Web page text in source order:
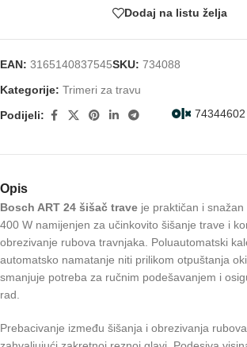
Dodaj na listu želja
EAN: 3165140837545SKU: 734088
Kategorije: Trimeri za travu
74344602
Podijeli:
Opis
Bosch ART 24 šišač trave je praktičan i
400 W namijenjen za učinkovito šišanje trave i
obrezivanje rubova travnjaka. Poluautomatski
automatsko namatanje niti prilikom otpuštanja
smanjuje potreba za ručnim podešavanjem i
rad.
Prebacivanje između šišanja i obrezivanja